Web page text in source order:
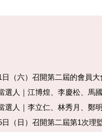
日（六）召開第二屆的會員大
選人｜江博煌、李慶松、馬
選人｜李立仁 、林秀月、鄭明
日（日）召開第二屆第1次理